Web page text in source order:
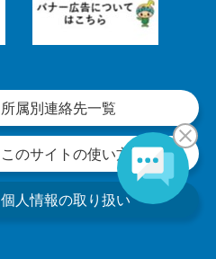
所属別連絡先一覧
このサイトの使い方
個人情報の取り扱い